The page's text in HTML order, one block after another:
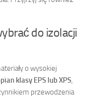
do izolacji
o wysokiej
klasy EPS lub XPS
przewodzenia